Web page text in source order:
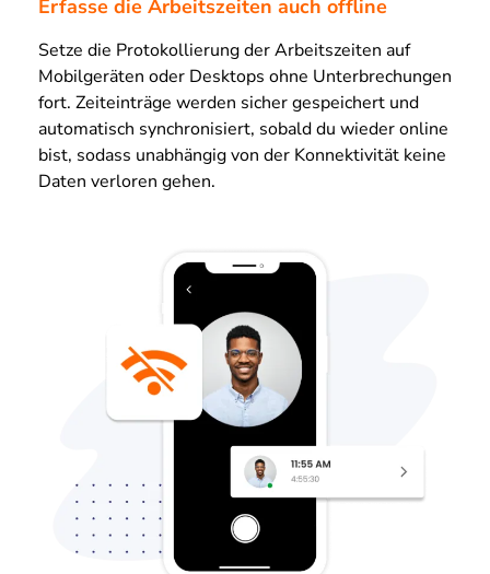
Erfasse die Arbeitszeiten auch offline
Setze die Protokollierung der Arbeitszeiten auf
Mobilgeräten oder Desktops ohne Unterbrechungen
fort. Zeiteinträge werden sicher gespeichert und
automatisch synchronisiert, sobald du wieder online
bist, sodass unabhängig von der Konnektivität keine
Daten verloren gehen.